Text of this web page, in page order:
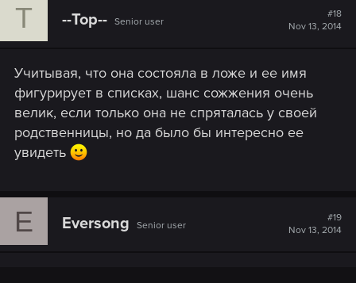
T --Top-- Senior user
#18
Nov 13, 2014
Учитывая, что она состояла в ложе и ее имя
фигурирует в списках, шанс сожжения очень
велик, если только она не спряталась у своей
родственницы, но да было бы интересно ее
увидеть
E Eversong Senior user
#19
Nov 13, 2014